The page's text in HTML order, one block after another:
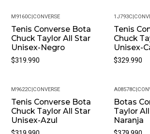
M9160C|CONVERSE
Tenis Converse Bota
Chuck Taylor All Star
Unisex-Negro
$319.990
1J793C|
Tenis
Chuck
Unisex-
$329.990
M9622C|CONVERSE
Tenis Converse Bota
Chuck Taylor All Star
Unisex-Azul
A08578C|
Botas
Taylor
Naranja